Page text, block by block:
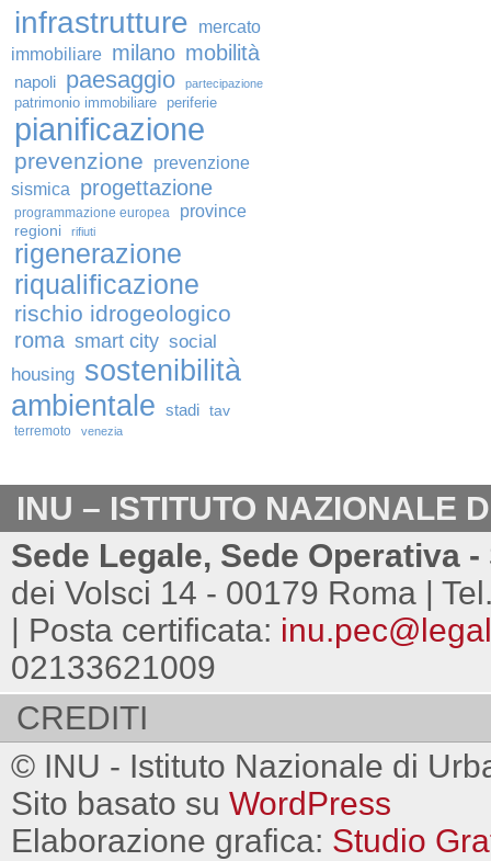
infrastrutture
mercato
immobiliare milano mobilità
napoli paesaggio partecipazione
patrimonio immobiliare periferie
pianificazione
prevenzione
prevenzione
sismica
progettazione
programmazione europea province
regioni rifiuti
rigenerazione
riqualificazione
rischio idrogeologico
roma smart city social
housing sostenibilità
ambientale stadi tav
terremoto venezia
INU – ISTITUTO NAZIONALE
Sede Legale, Sede Operativa
dei Volsci 14 - 00179 Roma |
| Posta certificata:
02133621009
CREDITI
© INU - Istituto Nazionale di
Sito basato su WordPress
Elaborazione grafica: Studio